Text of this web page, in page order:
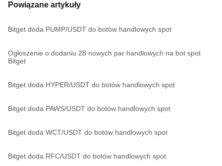
Powiązane artykuły
Bitget doda PUMP/USDT do botów handlowych spot
Ogłoszenie o dodaniu 28 nowych par handlowych na bot spot
Bitget
Bitget doda HYPER/USDT do botów handlowych spot
Bitget doda PAWS/USDT do botów handlowych spot
Bitget doda WCT/USDT do botów handlowych spot
Bitget doda RFC/USDT do botów handlowych spot